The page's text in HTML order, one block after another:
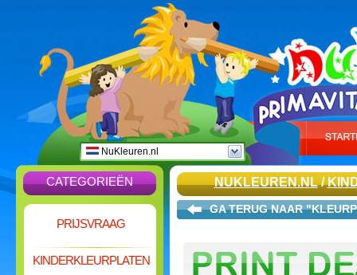
NuKleuren.nl
CATEGORIEËN
PRIJSVRAAG
KINDERKLEURPLATEN
NUKLEUREN.NL/
GA TERUG NAAR